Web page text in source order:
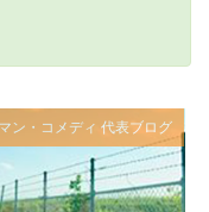
ン・コメディ 代表ブログ